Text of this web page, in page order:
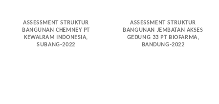
ASSESSMENT STRUKTUR
BANGUNAN CHEMNEY PT
KEWALRAM INDONESIA,
SUBANG-2022
ASSESSMENT STRUKTUR
BANGUNAN JEMBATAN AKSES
GEDUNG 33 PT BIOFARMA,
BANDUNG-2022